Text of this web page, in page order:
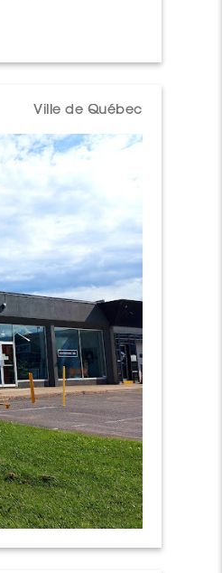
Ville de Québec